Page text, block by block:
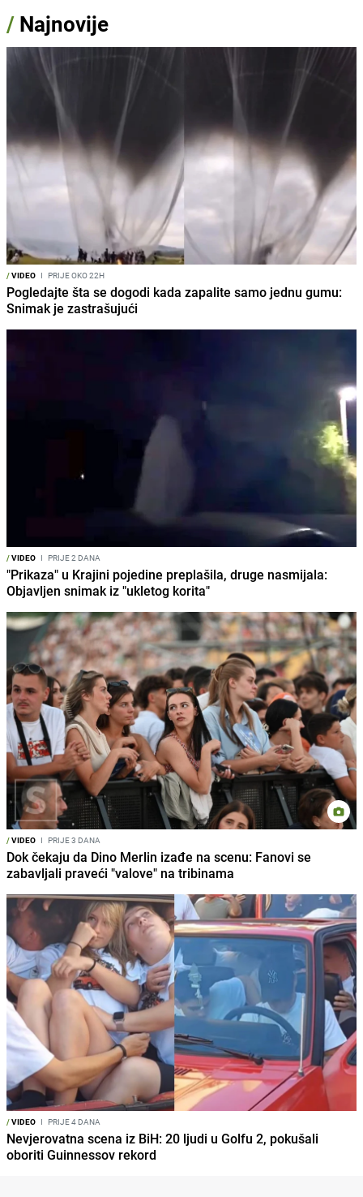
/ Najnovije
/VIDEO I PRIJE OKO 22H
Pogledajte šta se dogodi kada zapalite samo jednu gumu:
Snimak je zastrašujući
/VIDEO I PRIJE 2 DANA
"Prikaza" u Krajini pojedine preplašila, druge nasmijala:
Objavljen snimak iz "ukletog korita"
/VIDEO I PRIJE 3 DANA
Dok čekaju da Dino Merlin izađe na scenu: Fanovi se
zabavljali praveći "valove" na tribinama
/VIDEO I PRIJE 4 DANA
Nevjerovatna scena iz BiH: 20 ljudi u Golfu 2, pokušali
oboriti Guinnessov rekord